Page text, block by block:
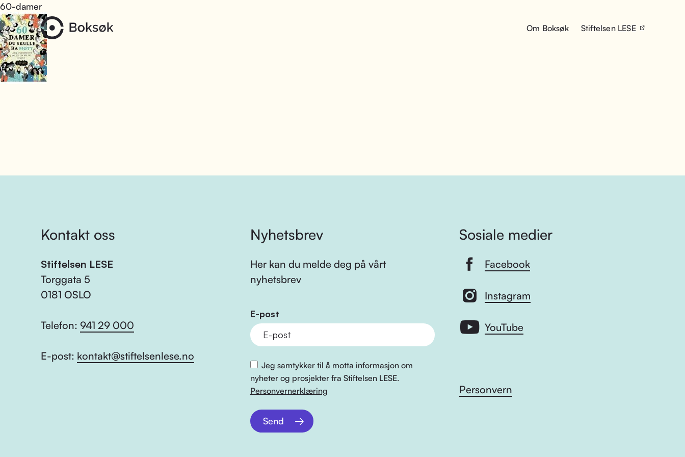
Om Boksøk Stiftelsen LESE
60-damer
Kontakt oss
Stiftelsen LESE
Torggata 5
0181 OSLO
Telefon: 941 29 000
E-post: kontakt@stiftelsenlese.no
Nyhetsbrev
Her kan du melde deg på vårt
nyhetsbrev
E-post
Jeg samtykker til å motta informasjon om
nyheter og prosjekter fra Stiftelsen LESE.
Personvernerklæring
Send
Sosiale medier
Facebook
Instagram
YouTube
Personvern